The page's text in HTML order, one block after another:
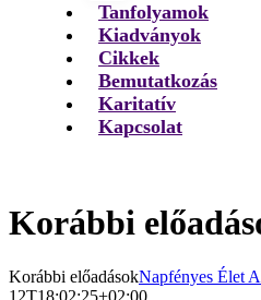
Tanfolyamok
Kiadványok
Cikkek
Bemutatkozás
Karitatív
Kapcsolat
Korábbi
Korábbi előadásokNapfényes Élet
12T18:02:25+02:00